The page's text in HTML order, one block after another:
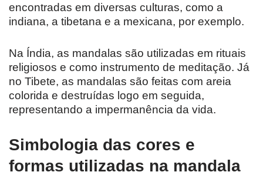
encontradas em diversas culturas, como a
indiana, a tibetana e a mexicana, por exemplo.
Na Índia, as mandalas são utilizadas em rituais
religiosos e como instrumento de meditação. Já
no Tibete, as mandalas são feitas com areia
colorida e destruídas logo em seguida,
representando a impermanência da vida.
Simbologia das cores e
formas utilizadas na mandala